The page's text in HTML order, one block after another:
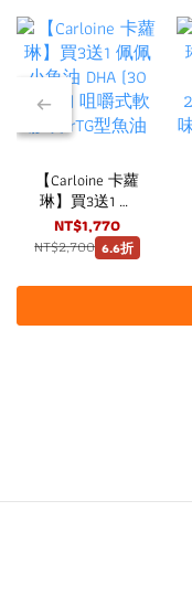
【Carloine 卡蘿
琳】買3送1 佩
佩小魚油 DHA
(30粒/盒) 咀嚼
式軟膠囊 rTG型
魚油
NT$1,770
NT$2,700 6.6折